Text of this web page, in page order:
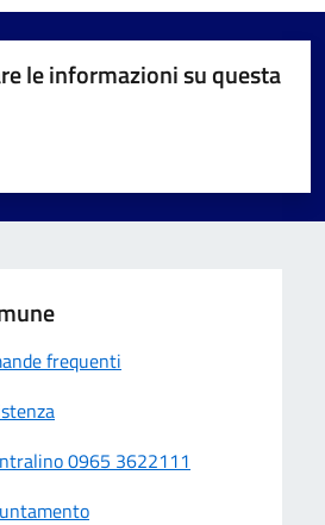
le informazioni su questa
stelle su 5
su 5
su 5
frequenti
0965 3622111